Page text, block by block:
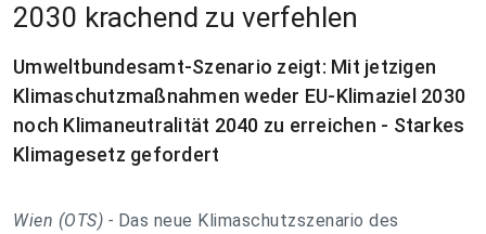
2030 krachend zu verfehlen
Umweltbundesamt-Szenario zeigt: Mit jetzigen
Klimaschutzmaßnahmen weder EU-Klimaziel 2030
noch Klimaneutralität 2040 zu erreichen - Starkes
Klimagesetz gefordert
Wien (OTS) - Das neue Klimaschutzszenario des